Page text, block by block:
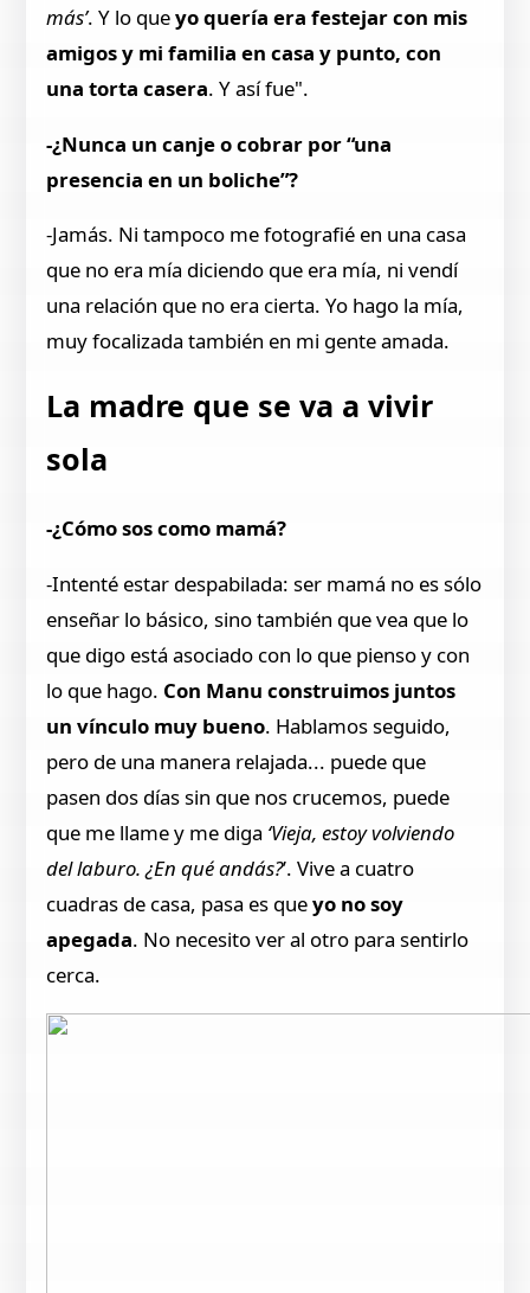
más’. Y lo queyo quería era festejar con mis
amigos y mi familia en casa y punto, con
una torta casera. Y así fue".
-¿Nunca un canje o cobrar por “una
presencia en un boliche”?
-Jamás. Ni tampoco me fotografié en una casa
que no era mía diciendo que era mía, ni vendí
una relación que no era cierta. Yo hago la mía,
muy focalizada también en mi gente amada.
La madre que se va a vivir
sola
-¿Cómo sos como mamá?
-Intenté estar despabilada: ser mamá no es sólo
enseñar lo básico, sino también que vea que lo
que digo está asociado con lo que pienso y con
lo que hago. Con Manu construimos juntos
un vínculo muy bueno. Hablamos seguido,
pero de una manera relajada... puede que
pasen dos días sin que nos crucemos, puede
que me llame y me diga ‘Vieja, estoy volviendo
del laburo. ¿En qué andás?’. Vive a cuatro
cuadras de casa, pasa es queyo no soy
apegada. No necesito ver al otro para sentirlo
cerca.